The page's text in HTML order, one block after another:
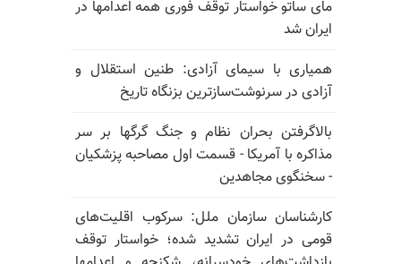
مای ساتو خواستار توقف فوری همه اعدامها در
ایران شد
همیاری با سیمای آزادی: طنین استقلال و
آزادی در سرنوشت‌سازترین بزنگاه تاریخ
بالا‌گرفتن بحران نظام و جنگ گرگها بر سر
مذاکره با آمریکا - قسمت اول مصاحبه پزشکیان
- سخنگوی مجاهدین
کارشناسان سازمان ملل: سرکوب اقلیت‌های
قومی در ایران تشدید شده؛ خواستار توقف